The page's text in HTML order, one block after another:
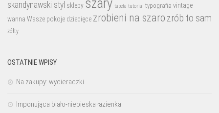
skandynawski styl sklepy szary tapeta tutorial typografia vintage
wanna Wasze pokoje dziecięce zrobieni na szaro zrób to sam
żółty
OSTATNIE WPISY
Na zakupy: wycieraczki
Imponująca biało-niebieska łazienka